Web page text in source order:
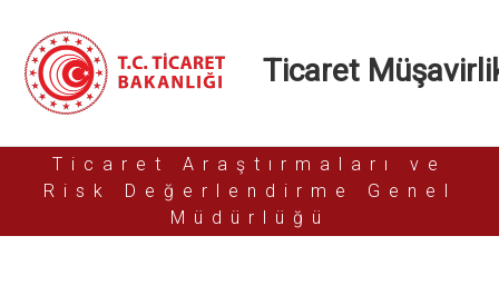
Ticaret
Ticaret Araştırmaları ve
Risk Değerlendirme Genel
Müdürlüğü